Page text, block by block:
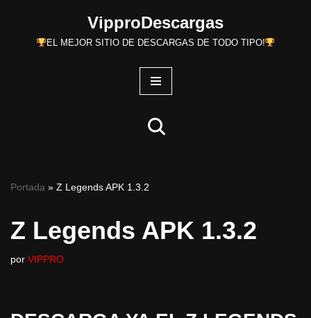
VipproDescargas
EL MEJOR SITIO DE DESCARGAS DE TODO TIPO!
Portada » Z Legends APK 1.3.2
Z Legends APK 1.3.2
por VIPPRO